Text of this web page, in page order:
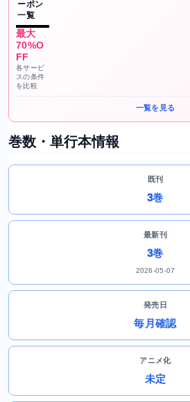
ーポン
一覧
最大
70%O
FF
各サービ
スの条件
を比較
一覧を見る
巻数・単行本情報
既刊
3巻
最新刊
3巻
2026-05-07
発売日
毎月確認
アニメ化
未定